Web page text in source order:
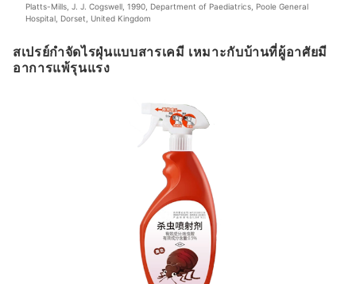
Platts-Mills, J. J. Cogswell, 1990, Department of Paediatrics, Poole General
Hospital, Dorset, United Kingdom
สเปรย์กำจัดไรฝุ่นแบบสารเคมี เหมาะกับบ้านที่ผู้อาศัยมี
อาการแพ้รุนแรง